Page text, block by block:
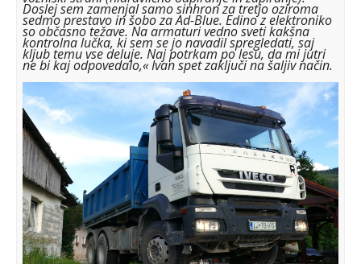
Doslej sem zamenjal samo sinhron za tretjo oziroma
sedmo prestavo in šobo za Ad-Blue. Edino z elektroniko
so občasno težave. Na armaturi vedno sveti kakšna
kontrolna lučka, ki sem se jo navadil spregledati, saj
kljub temu vse deluje. Naj potrkam po lesu, da mi jutri
ne bi kaj odpovedalo,« Ivan spet zaključi na šaljiv način.